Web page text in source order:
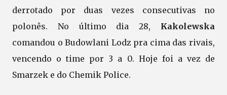
derrotado por duas vezes consecutivas no
polonês. No último dia 28, Kakolewska
comandou o Budowlani Lodz pra cima das rivais,
vencendo o time por 3 a 0. Hoje foi a vez de
Smarzek e do Chemik Police.